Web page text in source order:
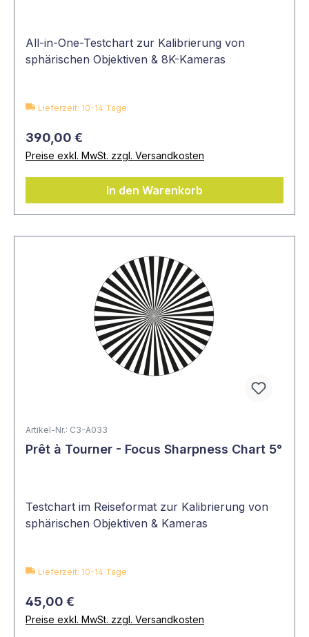
All-in-One-Testchart zur Kalibrierung von
sphärischen Objektiven & 8K-Kameras
Lieferzeit: 10-14 Tage
390,00 €
Preise exkl. MwSt. zzgl. Versandkosten
In den Warenkorb
Artikel-Nr.: C3-A033
Prêt à Tourner - Focus Sharpness Chart 5°
Testchart im Reiseformat zur Kalibrierung von
sphärischen Objektiven & Kameras
Lieferzeit: 10-14 Tage
45,00 €
Preise exkl. MwSt. zzgl. Versandkosten